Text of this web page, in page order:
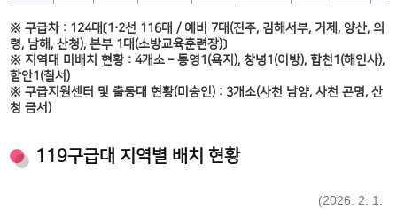
※ 구급차 : 124대〔1⋅2선 116대 / 예비 7대(진주, 김해서부, 거제, 양산, 의
령, 남해, 산청), 본부 1대(소방교육훈련장)〕
※ 지역대 미배치 현황 : 4개소 – 통영1(욕지), 창녕1(이방), 합천1(해인사),
함안1(칠서)
※ 구급지원센터 및 출동대 현황(미승인) : 3개소(사천 남양, 사천 곤명, 산
청 금서)
119구급대 지역별 배치 현황
(2026. 2. 1.